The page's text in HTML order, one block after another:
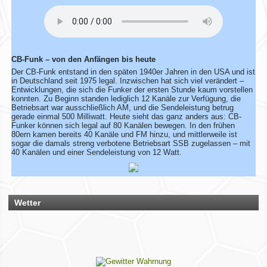
Bescheid – dann ändern wir das direkt ab.
Bitte hab ein wenig Geduld, wenn die Umsetzung nicht immer
sofort klappt. Vielen Dank!
Rhein-Main Funkertreffen
Wir laden euch recht herzlich zu unserem 12. Rhein-Main
Funkertreffen vom 17. bis 19. JULI 2026 ein.
Hotel November DX Group
Wir überarbeiten unsere Map!
Wir aktualisieren derzeit unsere Karte der aktiven CB-Funker.
Alle aktiven Mitglieder werden ab sofort mit einem grünen
Symbol markiert.
zusammen mit deinen Informationen mit!
Solltest du schon eingetragen sein, aber deine Daten oder
CB-Funk – von den Anfängen bis heute
Der CB-Funk entstand in den späten 1940er Jahren in den USA und ist
in Deutschland seit 1975 legal. Inzwischen hat sich viel verändert –
Entwicklungen, die sich die Funker der ersten Stunde kaum vorstellen
konnten. Zu Beginn standen lediglich 12 Kanäle zur Verfügung, die
Betriebsart war ausschließlich AM, und die Sendeleistung betrug
gerade einmal 500 Milliwatt. Heute sieht das ganz anders aus: CB-
Funker können sich legal auf 80 Kanälen bewegen. In den frühen
80ern kamen bereits 40 Kanäle und FM hinzu, und mittlerweile ist
sogar die damals streng verbotene Betriebsart SSB zugelassen – mit
40 Kanälen und einer Sendeleistung von 12 Watt.
Wetter